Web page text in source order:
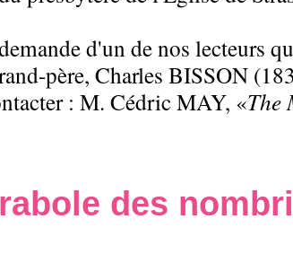
d'un de nos lecteurs
père, Charles BISSON
: M. Cédric MAY, «The
des